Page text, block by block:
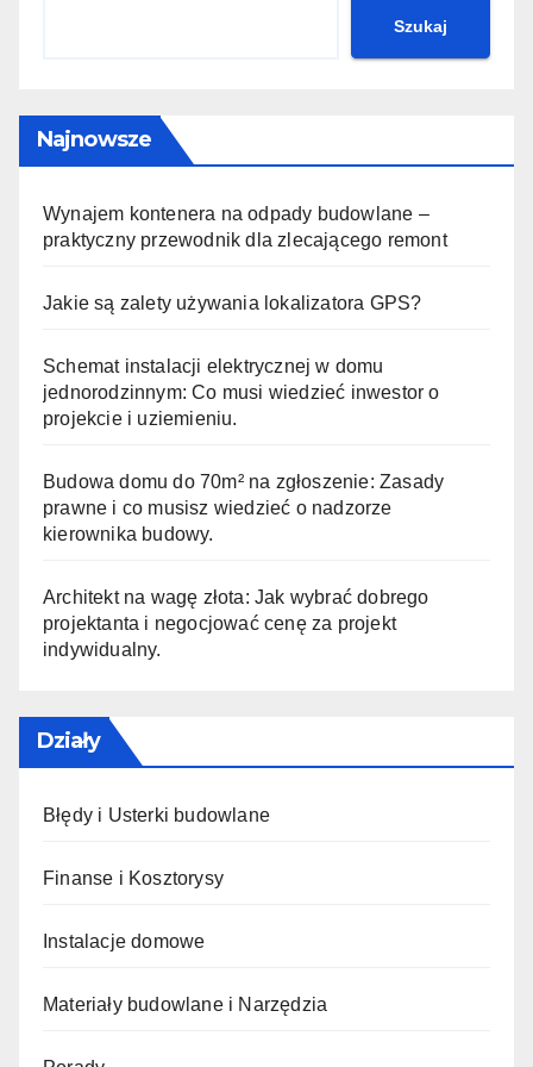
Szukaj
Najnowsze
Wynajem kontenera na odpady budowlane –
praktyczny przewodnik dla zlecającego remont
Jakie są zalety używania lokalizatora GPS?
Schemat instalacji elektrycznej w domu
jednorodzinnym: Co musi wiedzieć inwestor o
projekcie i uziemieniu.
Budowa domu do 70m² na zgłoszenie: Zasady
prawne i co musisz wiedzieć o nadzorze
kierownika budowy.
Architekt na wagę złota: Jak wybrać dobrego
projektanta i negocjować cenę za projekt
indywidualny.
Działy
Błędy i Usterki budowlane
Finanse i Kosztorysy
Instalacje domowe
Materiały budowlane i Narzędzia